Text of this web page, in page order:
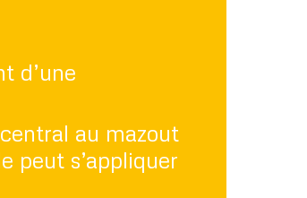
d’une
au mazout
peut s’appliquer